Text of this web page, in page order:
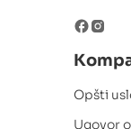
Opšti
Ugovor